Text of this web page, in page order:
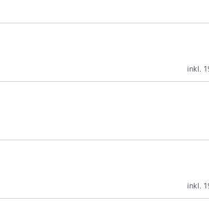
inkl.
inkl.